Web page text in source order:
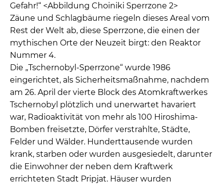
Gefahr!“ <Abbildung Choiniki Sperrzone 2>
Zäune und Schlagbäume riegeln dieses Areal vom
Rest der Welt ab, diese Sperrzone, die einen der
mythischen Orte der Neuzeit birgt: den Reaktor
Nummer 4.
Die „Tschernobyl-Sperrzone“ wurde 1986
eingerichtet, als Sicherheitsmaßnahme, nachdem
am 26. April der vierte Block des Atomkraftwerkes
Tschernobyl plötzlich und unerwartet havariert
war, Radioaktivität von mehr als 100 Hiroshima-
Bomben freisetzte, Dörfer verstrahlte, Städte,
Felder und Wälder. Hunderttausende wurden
krank, starben oder wurden ausgesiedelt, darunter
die Einwohner der neben dem Kraftwerk
errichteten Stadt Pripjat. Häuser wurden